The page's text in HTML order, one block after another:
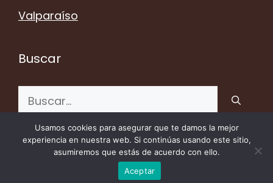
Valparaíso
Buscar
Buscar:
© 2026 iglesiaschile.cl - Todos los Derechos
Reservados
Usamos cookies para asegurar que te damos la mejor
experiencia en nuestra web. Si continúas usando este sitio,
asumiremos que estás de acuerdo con ello.
Aceptar